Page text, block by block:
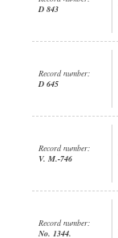
D 843
Record number:
D 645
Record number:
V. M.-746
Record number:
No. 1344.